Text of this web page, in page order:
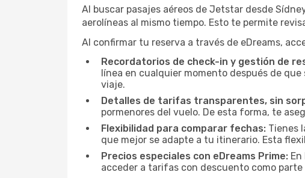
Al buscar pasajes aéreos de Jetstar desde
aerolíneas al mismo tiempo. Esto te permite
Al confirmar tu reserva a través de eDreams,
Recordatorios de check-in y gestión de
línea en cualquier momento después de
viaje.
Detalles de tarifas transparentes, sin
pormenores del vuelo. De esta forma, te
Flexibilidad para comparar fechas: Tienes
que mejor se adapte a tu itinerario. Esta
Precios especiales con eDreams Prime:
acceder a tarifas con descuento como